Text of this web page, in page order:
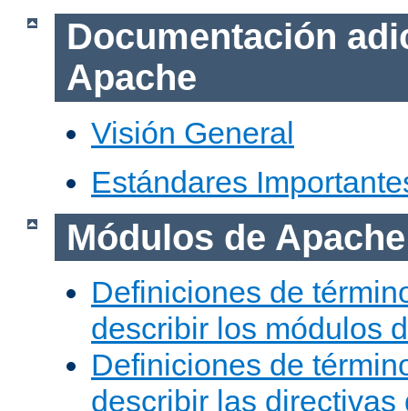
Documentación
Apache
Visión General
Estándares
Módulos de Apache
Definiciones de
describir los módulos
Definiciones de
describir las directivas